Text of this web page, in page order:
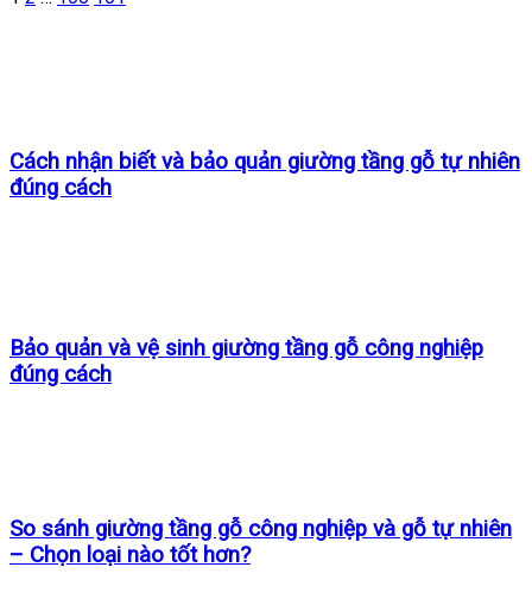
Cách nhận biết và bảo quản giường tầng gỗ tự nhiên
đúng cách
Bảo quản và vệ sinh giường tầng gỗ công nghiệp
đúng cách
So sánh giường tầng gỗ công nghiệp và gỗ tự nhiên
– Chọn loại nào tốt hơn?